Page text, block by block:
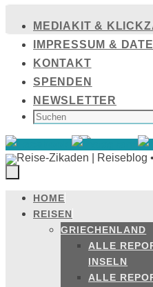
Inhalt
springen
MEDIAKIT &
IMPRESSUM &
KONTAKT
SPENDEN
NEWSLETTER
SUCHEN
NACH:
Zum
Inhalt
springen
HOME
REISEN
GRIECHENLAND
ALLE
INSELN
ALLE